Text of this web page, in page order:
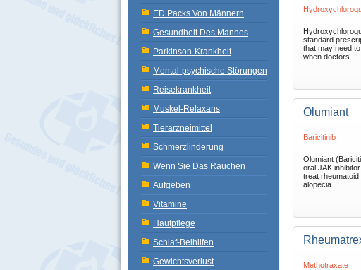
ED Packs Von Männern
Gesundheit Des Mannes
Parkinson-Krankheit
Mental-psychische Störungen
Reisekrankheit
Muskel-Relaxans
Tierarzneimittel
Schmerzlinderung
Wenn Sie Das Rauchen
Aufgeben
Vitamine
Hautpflege
Schlaf-Beihilfen
Gewichtsverlust
standard
that may need
when doctors ...
Olumiant
Baricitinib
Olumiant
oral JAK
treat rheumatoid
alopecia ...
Methotraxate